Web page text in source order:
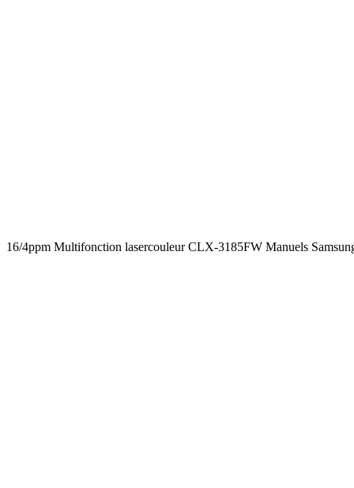
16/4ppm Multifonction lasercouleur CLX-3185FW Manuels